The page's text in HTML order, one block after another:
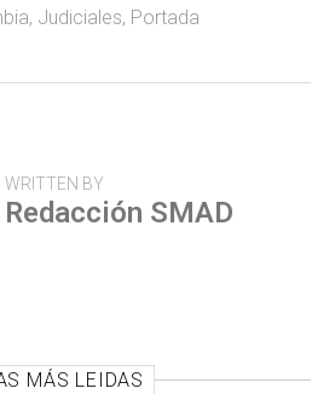
tir
, Judiciales, Portada
WRITTEN BY
Redacción SMAD
MÁS LEIDAS